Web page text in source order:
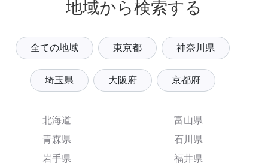
地域から検索する
全ての地域 東京都 神奈川県
埼玉県 大阪府 京都府
北海道
青森県
岩手県
富山県
石川県
福井県